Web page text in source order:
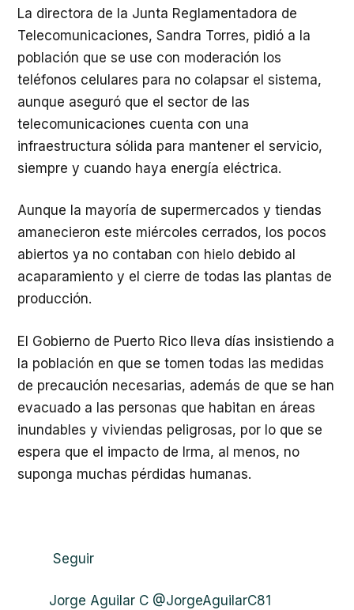
La directora de la Junta Reglamentadora de
Telecomunicaciones, Sandra Torres, pidió a la
población que se use con moderación los
teléfonos celulares para no colapsar el sistema,
aunque aseguró que el sector de las
telecomunicaciones cuenta con una
infraestructura sólida para mantener el servicio,
siempre y cuando haya energía eléctrica.
Aunque la mayoría de supermercados y tiendas
amanecieron este miércoles cerrados, los pocos
abiertos ya no contaban con hielo debido al
acaparamiento y el cierre de todas las plantas de
producción.
El Gobierno de Puerto Rico lleva días insistiendo a
la población en que se tomen todas las medidas
de precaución necesarias, además de que se han
evacuado a las personas que habitan en áreas
inundables y viviendas peligrosas, por lo que se
espera que el impacto de Irma, al menos, no
suponga muchas pérdidas humanas.
Seguir
Jorge Aguilar C @JorgeAguilarC81